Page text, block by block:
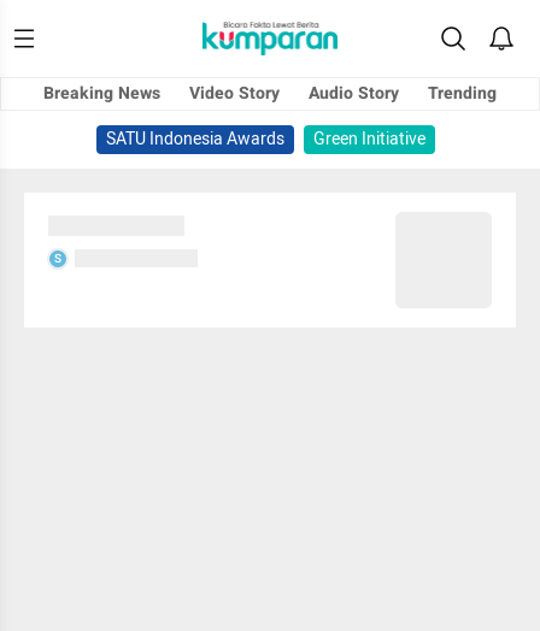
Breaking News Video Story Audio Story
Trending
SATU Indonesia Awards
Green Initiative
S